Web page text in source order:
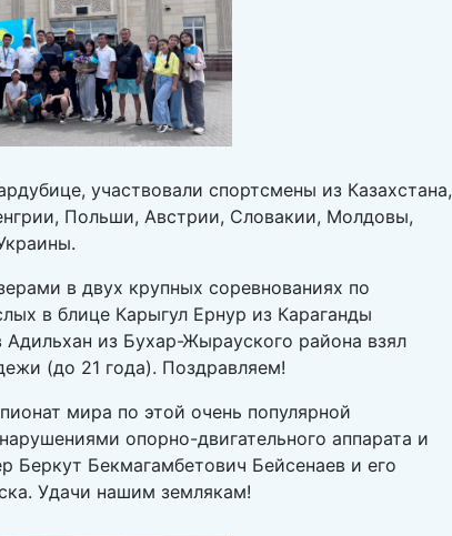
участвовали спортсмены из Казахстана,
Польши, Австрии, Словакии, Молдовы,
в двух крупных соревнованиях по
в блице Карыгул Ернур из Караганды
Адильхан из Бухар-Жырауского района взял
(до 21 года). Поздравляем!
мира по этой очень популярной
опорно-двигательного аппарата и
Беркут Бекмагамбетович Бейсенаев и его
Удачи нашим землякам!